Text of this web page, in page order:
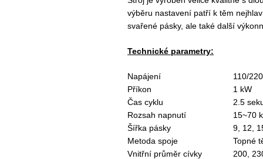
výběru nastavení patří k těm
svařené pásky, ale také další
Technické parametry:
Napájení
110/
Příkon
1 kW
Čas cyklu
2.5
Rozsah napnutí
15~70
Šířka pásky
9, 12,
Metoda spoje
Topné
Vnitřní průměr cívky
200,